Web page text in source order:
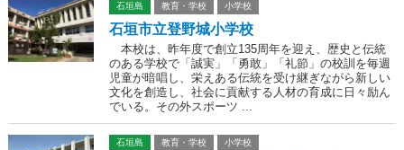
石垣島 教育・学校 小学校
石垣市立登野城小学校
本校は、昨年度で創立135周年を迎え、歴史と伝統
のある学校で「誠実」「勇敢」「礼節」の校訓を毎週
児童が暗唱し、栄えある伝統を受け継ぎながら新しい
文化を創造し、社会に貢献する人材の育成に日々励ん
でいる。その外スポーツ ...
石垣島 教育・学校 小学校